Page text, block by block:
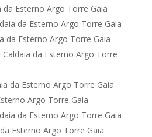
da Esterno Argo Torre Gaia
da Esterno Argo Torre Gaia
da Esterno Argo Torre Gaia
Caldaia da Esterno Argo Torre
da Esterno Argo Torre Gaia
Argo Torre Gaia
da Esterno Argo Torre Gaia
Esterno Argo Torre Gaia